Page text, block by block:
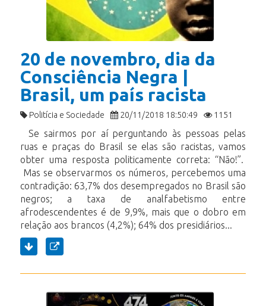
20 de novembro, dia da
Consciência Negra |
Brasil, um país racista
Politícia e Sociedade 20/11/2018 18:50:49 1151
Se sairmos por aí perguntando às pessoas pelas
ruas e praças do Brasil se elas são racistas, vamos
obter uma resposta politicamente correta: “Não!”.
Mas se observarmos os números, percebemos uma
contradição: 63,7% dos desempregados no Brasil são
negros; a taxa de analfabetismo entre
afrodescendentes é de 9,9%, mais que o dobro em
relação aos brancos (4,2%); 64% dos presidiários...